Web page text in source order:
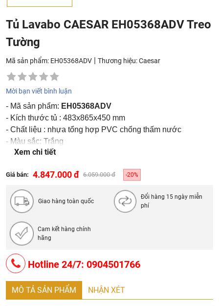
Tủ Lavabo CAESAR EH05368ADV Treo
Tường
Mã sản phẩm: EH05368ADV | Thương hiệu:Caesar
Mời bạn viết bình luận
- Mã sản phẩm: EH05368ADV
- Kích thước tủ : 483x865x450 mm
- Chất liệu : nhựa tổng hợp PVC chống thấm nước
- Màu sắc: Trắng
Giá không bao gồm chậu lavabo
Xem chi tiết
Giá bán: 4.847.000 đ 6.059.000 đ -20%
Giao hàng toàn quốc
Đổi hàng 15 ngày miễn
phí
Cam kết hàng chính
hãng
Hotline 24/7: 0904501766
MÔ TẢ SẢN PHẨM NHẬN XÉT